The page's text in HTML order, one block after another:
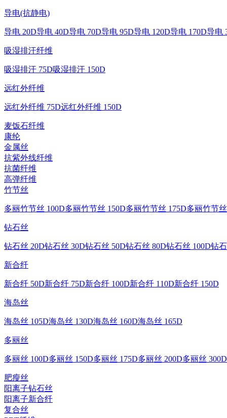
导电(抗静电)
导电 20D导电 40D导电 70D导电 95D导电 120D导电 170D导电
吸湿排汗纤维
吸湿排汗 75D吸湿排汗 150D
远红外纤维
远红外纤维 75D远红外纤维 150D
麦饭石纤维
康纶
金属丝
抗紫外线纤维
抗菌纤维
高弹纤维
竹节丝
多丽竹节丝 100D多丽竹节丝 150D多丽竹节丝 175D多丽竹节
钻石丝
钻石丝 20D钻石丝 30D钻石丝 50D钻石丝 80D钻石丝 100D钻
新合纤
新合纤 50D新合纤 75D新合纤 100D新合纤 110D新合纤 150D
海岛丝
海岛丝 105D海岛丝 130D海岛丝 160D海岛丝 165D
多丽丝
多丽丝 100D多丽丝 150D多丽丝 175D多丽丝 200D多丽丝 300D
肥瘦丝
阳离子钻石丝
阳离子新合纤
复合丝